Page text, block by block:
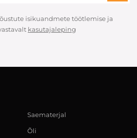
isikuandmete töötlemise ja
kasutajaleping
Saematerjal
Õli